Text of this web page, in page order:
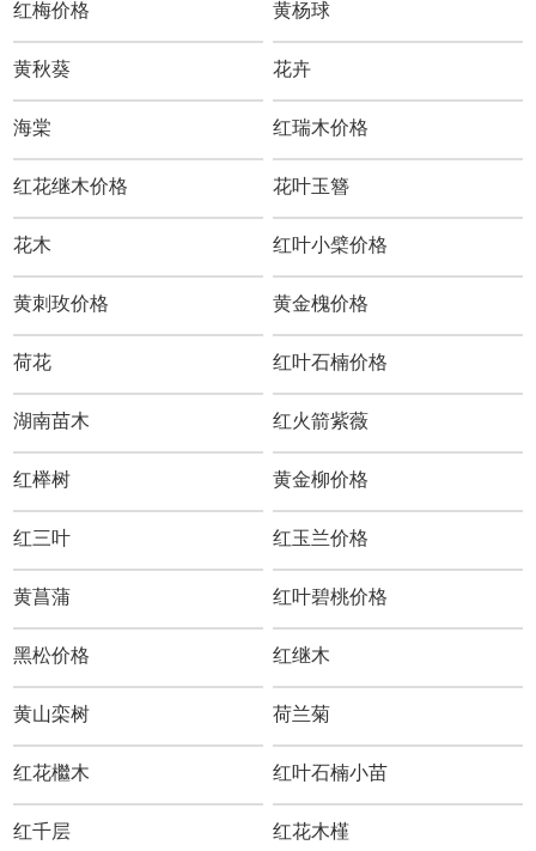
红梅价格 黄杨球
黄秋葵 花卉
海棠 红瑞木价格
红花继木价格 花叶玉簪
花木 红叶小檗价格
黄刺玫价格 黄金槐价格
荷花 红叶石楠价格
湖南苗木 红火箭紫薇
红榉树 黄金柳价格
红三叶 红玉兰价格
黄菖蒲 红叶碧桃价格
黑松价格 红继木
黄山栾树 荷兰菊
红花檵木 红叶石楠小苗
红千层 红花木槿